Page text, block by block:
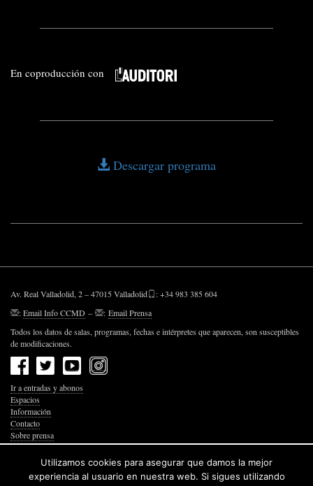
En coproducción con
Descargar programa
Av. Real Valladolid, 2 – 47015 Valladolid
: +34 983 385 604
:Email Info CCMD – : Email Prensa
Todos los datos de salas, programas, fechas e intérpretes que aparecen, son susceptibles
de modificaciones.
Ir a entradas y abonos
Espacios
Información
Contacto
Sobre prensa
Política de Privacidad
Política de Cookies
Accesibilidad Web
Utilizamos cookies para asegurar que damos la mejor
experiencia al usuario en nuestra web. Si sigues utilizando